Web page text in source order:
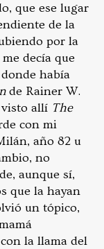
que ese lugar
de la
por la
decía que
había
de Rainer W.
visto allí The
con mi
año 82 u
no
aunque sí,
que la hayan
un tópico,
la llama del